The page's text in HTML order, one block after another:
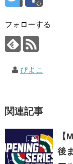
フォローする
ぴよこ
関連記事
【
後